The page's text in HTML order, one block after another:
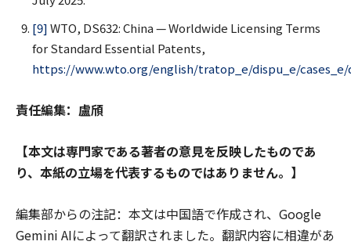
[9]WTO, DS632: China — Worldwide Licensing Terms
for Standard Essential Patents,
https://www.wto.org/english/tratop_e/dispu_e/cases_e/
責任編集： 盧頎
【本文は専門家である著者の意見を反映したものであ
り、本紙の立場を代表するものではありません。】
編集部からの注記：本文は中国語で作成され、Google
Gemini AIによって翻訳されました。翻訳内容に相違があ